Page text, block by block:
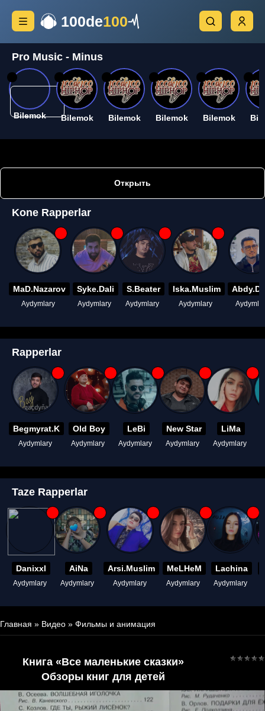
100de100
Pro Music - Minus
Bilemok Bilemok Bilemok Bilemok Bilemok
Открыть
Kone Rapperlar
MaD.Nazarov
Aydymlary
Syke.Dali
Aydymlary
S.Beater
Aydymlary
Iska.Muslim
Aydymlary
Rapperlar
Begmyrat.K
Aydymlary
Old Boy
Aydymlary
LeBi
Aydymlary
New Star
Aydymlary
LiMa
Aydymlary
Taze Rapperlar
Danixxl
Aydymlary
AiNa
Aydymlary
Arsi.Muslim
Aydymlary
MeLHeM
Aydymlary
Lachina
Aydymlary
Главная » Видео » Фильмы и анимация
Книга «Все маленькие сказки»
Обзоры книг для детей